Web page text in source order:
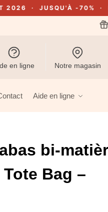
JUSQU'À -70% · EN
en ligne Notre magasin
Aide en ligne
bi-
Tote Bag –